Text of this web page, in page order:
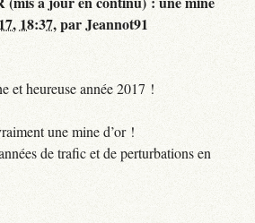
18:37,parJeannot91
et heureuse année 2017 !
une mine d’or !
de trafic et de perturbations en